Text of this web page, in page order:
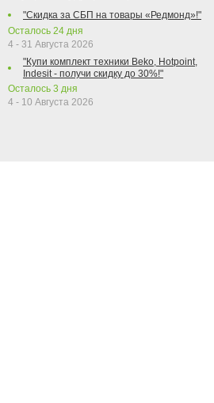
"Скидка за СБП на товары «Редмонд»!"
Осталось 24 дня
4 - 31 Августа 2026
"Купи комплект техники Beko, Hotpoint,
Indesit - получи скидку до 30%!"
Осталось 3 дня
4 - 10 Августа 2026